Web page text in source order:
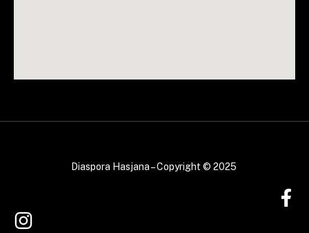
Diaspora Hasjana – Copyright © 2025